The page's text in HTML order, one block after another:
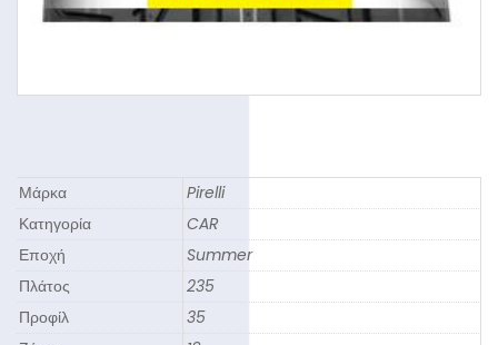
Μάρκα
Pirelli
Κατηγορία
CAR
Εποχή
Summer
Πλάτος
235
Προφίλ
35